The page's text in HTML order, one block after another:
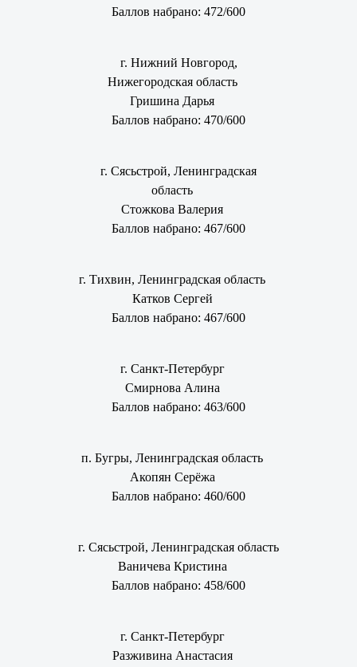
Баллов набрано: 472/600
г. Нижний Новгород,
Нижегородская область
Гришина Дарья
Баллов набрано: 470/600
г. Сясьстрой, Ленинградская
область
Стожкова Валерия
Баллов набрано: 467/600
г. Тихвин, Ленинградская область
Катков Сергей
Баллов набрано: 467/600
г. Санкт-Петербург
Смирнова Алина
Баллов набрано: 463/600
п. Бугры, Ленинградская область
Акопян Серёжа
Баллов набрано: 460/600
г. Сясьстрой, Ленинградская область
Ваничева Кристина
Баллов набрано: 458/600
г. Санкт-Петербург
Разживина Анастасия